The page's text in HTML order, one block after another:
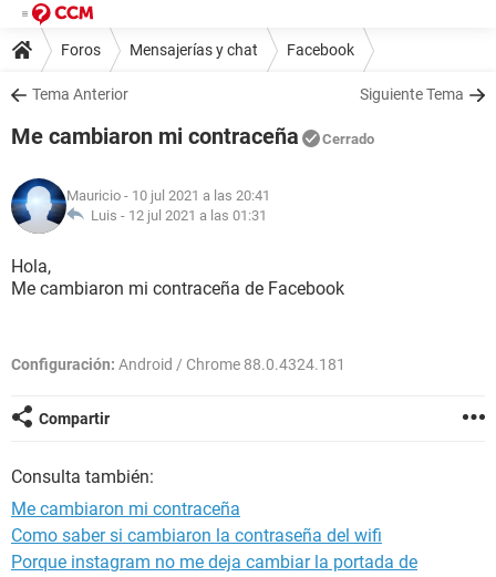
Foros Mensajerías y chat Facebook
Tema Anterior Siguiente Tema
Me cambiaron mi contraceña Cerrado
Mauricio - 10 jul 2021 a las 20:41
Luis - 12 jul 2021 a las 01:31
Hola,
Me cambiaron mi contraceña de Facebook
Configuración: Android / Chrome 88.0.4324.181
Compartir
Consulta también:
Me cambiaron mi contraceña
Como saber si cambiaron la contraseña del wifi
Porque instagram no me deja cambiar la portada de